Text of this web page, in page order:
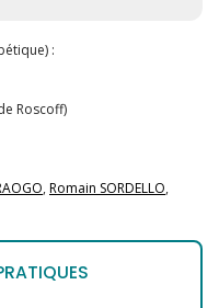
:
Roscoff)
, Romain SORDELLO,